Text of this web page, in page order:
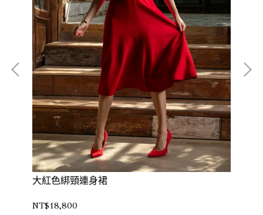
大紅色綁頸連身裙
NT$18,800